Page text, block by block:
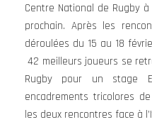
Centre National de Rugby
prochain. Après les
déroulées du 15 au 18
42 meilleurs joueurs se
Rugby pour un stage
encadrements tricolores
les deux rencontres face à